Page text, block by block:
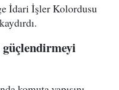
İdari İşler Kolordusu
güçlendirmeyi